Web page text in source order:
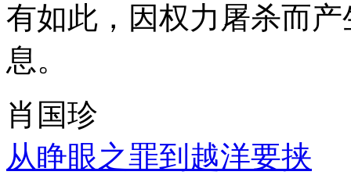
有如此，因权力屠杀而
息。
肖国珍
从睁眼之罪到越洋要挟